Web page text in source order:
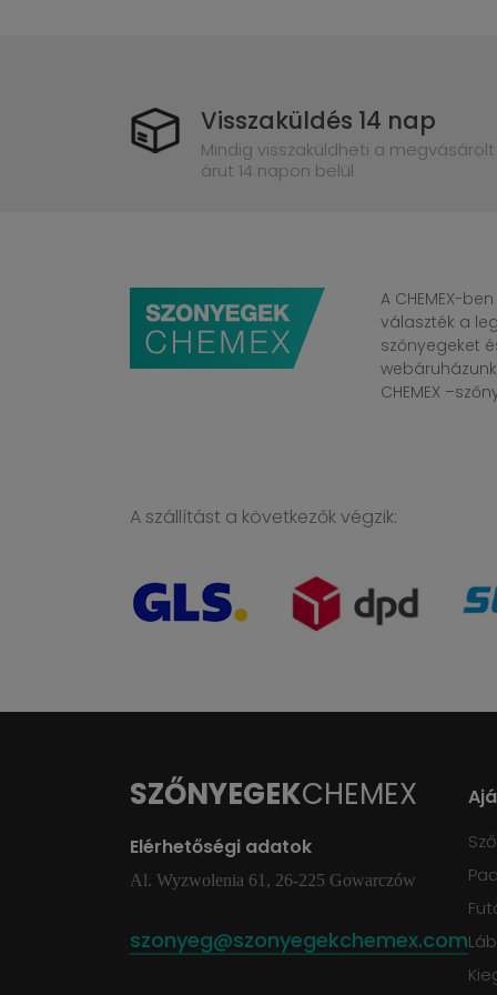
Visszaküldés 14 nap
Mindig visszaküldheti a megvásárolt
árut 14 napon belül
A CHEMEX-
választék a
szőnyegeket
CHEMEX
A szállítást a következők végzik:
SZŐNYEGEKCHEMEX
Elérhetőségi adatok
Al. Wyzwolenia 61, 26-225 Gowarczów
szonyeg@szonyegekchemex.com